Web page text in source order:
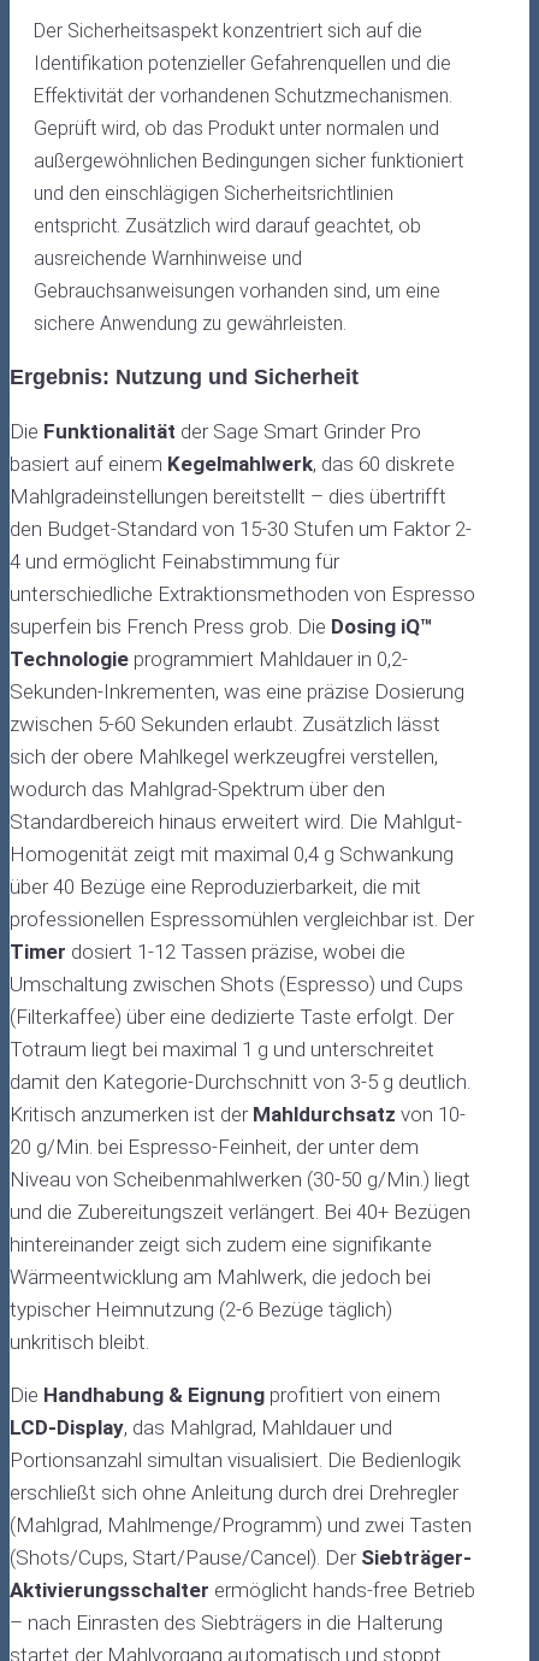
Der Sicherheitsaspekt konzentriert sich auf die
Identifikation potenzieller Gefahrenquellen und die
Effektivität der vorhandenen Schutzmechanismen.
Geprüft wird, ob das Produkt unter normalen und
außergewöhnlichen Bedingungen sicher funktioniert
und den einschlägigen Sicherheitsrichtlinien
entspricht. Zusätzlich wird darauf geachtet, ob
ausreichende Warnhinweise und
Gebrauchsanweisungen vorhanden sind, um eine
sichere Anwendung zu gewährleisten.
Ergebnis: Nutzung und Sicherheit
Die Funktionalität der Sage Smart Grinder Pro
basiert auf einem Kegelmahlwerk, das 60 diskrete
Mahlgradeinstellungen bereitstellt – dies übertrifft
den Budget-Standard von 15-30 Stufen um Faktor 2-
4 und ermöglicht Feinabstimmung für
unterschiedliche Extraktionsmethoden von Espresso
superfein bis French Press grob. Die Dosing iQ™
Technologie programmiert Mahldauer in 0,2-
Sekunden-Inkrementen, was eine präzise Dosierung
zwischen 5-60 Sekunden erlaubt. Zusätzlich lässt
sich der obere Mahlkegel werkzeugfrei verstellen,
wodurch das Mahlgrad-Spektrum über den
Standardbereich hinaus erweitert wird. Die Mahlgut-
Homogenität zeigt mit maximal 0,4 g Schwankung
über 40 Bezüge eine Reproduzierbarkeit, die mit
professionellen Espressomühlen vergleichbar ist. Der
Timer dosiert 1-12 Tassen präzise, wobei die
Umschaltung zwischen Shots (Espresso) und Cups
(Filterkaffee) über eine dedizierte Taste erfolgt. Der
Totraum liegt bei maximal 1 g und unterschreitet
damit den Kategorie-Durchschnitt von 3-5 g deutlich.
Kritisch anzumerken ist der Mahldurchsatz von 10-
20 g/Min. bei Espresso-Feinheit, der unter dem
Niveau von Scheibenmahlwerken (30-50 g/Min.) liegt
und die Zubereitungszeit verlängert. Bei 40+ Bezügen
hintereinander zeigt sich zudem eine signifikante
Wärmeentwicklung am Mahlwerk, die jedoch bei
typischer Heimnutzung (2-6 Bezüge täglich)
unkritisch bleibt.
Die Handhabung & Eignung profitiert von einem
LCD-Display, das Mahlgrad, Mahldauer und
Portionsanzahl simultan visualisiert. Die Bedienlogik
erschließt sich ohne Anleitung durch drei Drehregler
(Mahlgrad, Mahlmenge/Programm) und zwei Tasten
(Shots/Cups, Start/Pause/Cancel). Der Siebträger-
Aktivierungsschalter ermöglicht hands-free Betrieb
– nach Einrasten des Siebträgers in die Halterung
startet der Mahlvorgang automatisch und stoppt